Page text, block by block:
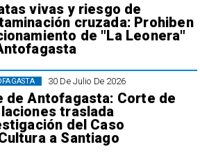
vivas y riesgo de
cruzada: Prohiben
de "La Leonera"
30 De Julio De 2026
de Antofagasta: Corte de
traslada
del Caso
a Santiago